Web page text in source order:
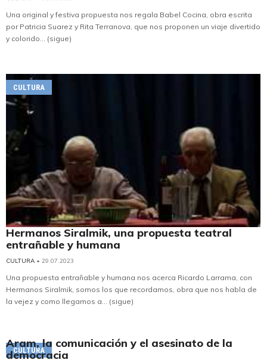
Una original y festiva propuesta nos regala Babel Cocina, obra escrita
por Patricia Suarez y Rita Terranova, que nos proponen un viaje divertido
y colorido... (sigue)
CULTURA
Hermanos Siralmik, una propuesta teatral
entrañable y humana
CULTURA • 29.07.2023
Una propuesta entrañable y humana nos acerca Ricardo Larrama, con
Hermanos Siralmik, somos los que recordamos, obra que nos habla de
la vejez y como llegamos a... (sigue)
CULTURA
Aram, la comunicación y el asesinato de la
democracia